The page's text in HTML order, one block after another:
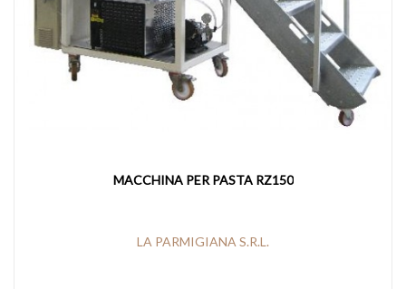
MACCHINA PER PASTA RZ150
LA PARMIGIANA S.R.L.